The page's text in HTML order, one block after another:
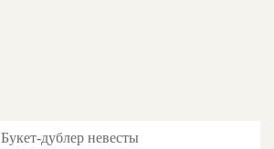
Букет-дублер невесты